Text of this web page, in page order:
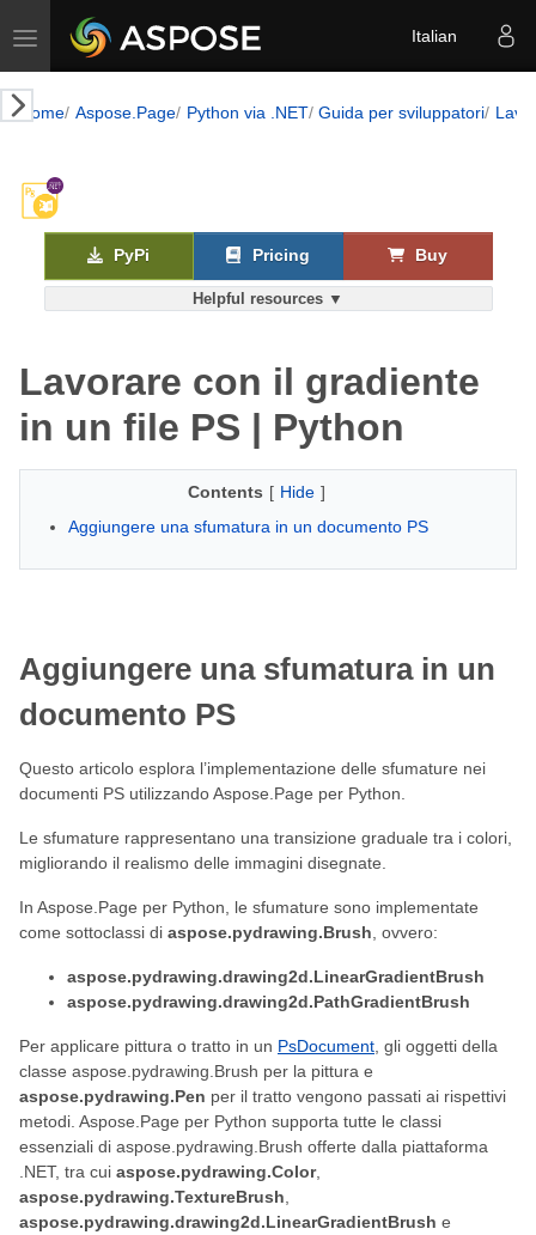
Toggle navigation Italian
Home Aspose.Page Python via .NET Guida per sviluppatori
Helpful resources ▼
PyPi Pricing Buy
Lavorare con il gradiente
in un file PS | Python
Contents [ Hide ]
Aggiungere una sfumatura in un documento PS
Aggiungere una sfumatura in un
documento PS
Questo articolo esplora l’implementazione delle sfumature nei
documenti PS utilizzando Aspose.Page per Python.
Le sfumature rappresentano una transizione graduale tra i colori,
migliorando il realismo delle immagini disegnate.
In Aspose.Page per Python, le sfumature sono implementate
come sottoclassi di aspose.pydrawing.Brush, ovvero:
aspose.pydrawing.drawing2d.LinearGradientBrush
aspose.pydrawing.drawing2d.PathGradientBrush
Per applicare pittura o tratto in un PsDocument, gli oggetti della
classe aspose.pydrawing.Brush per la pittura e
aspose.pydrawing.Pen per il tratto vengono passati ai rispettivi
metodi. Aspose.Page per Python supporta tutte le classi
essenziali di aspose.pydrawing.Brush offerte dalla piattaforma
.NET, tra cui aspose.pydrawing.Color,
aspose.pydrawing.TextureBrush,
aspose.pydrawing.drawing2d.LinearGradientBrush e